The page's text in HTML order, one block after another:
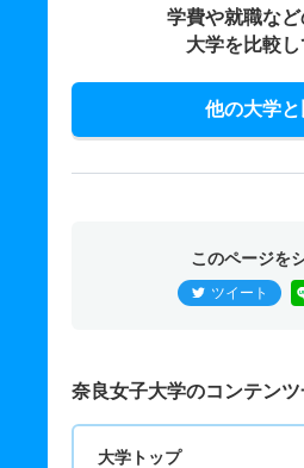
学費や就職など
大学を比較し
他の大学
このページを
ツイート
奈良女子大学のコンテン
大学トップ